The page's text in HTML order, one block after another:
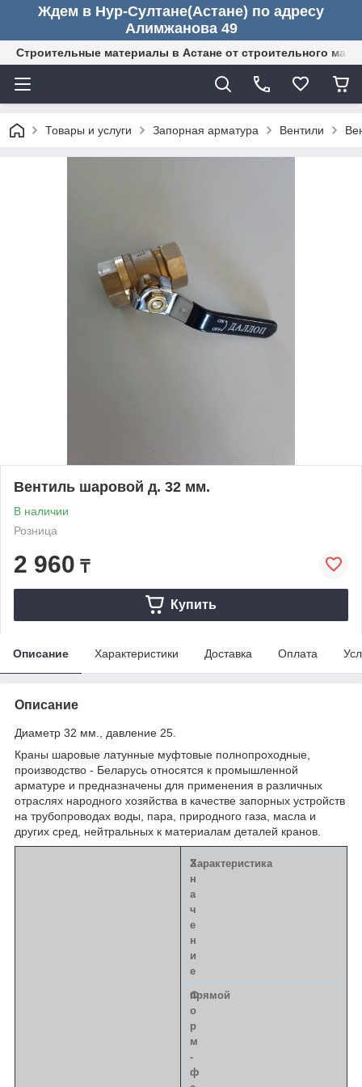
Ждем в Нур-Султане(Астане) по адресу
Алимжанова 49
Строительные материалы в Астане от строительного
Товары и услуги Запорная арматура Вентили
Вентиль шаровой д. 32 мм.
В наличии
Розница
2 960 ₸
Купить
Описание Характеристики Доставка Оплата
Описание
Диаметр 32 мм., давление 25.
Краны шаровые латунные муфтовые полнопроходные,
производство - Беларусь относятся к промышленной
арматуре и предназначены для применения в различных
отраслях народного хозяйства в качестве запорных устройств
на трубопроводах воды, пара, природного газа, масла и
других сред, нейтральных к материалам деталей кранов.
З
н
а
ч
е
н
и
е
Характеристика
Ф
о
р
м
-
ф
прямой